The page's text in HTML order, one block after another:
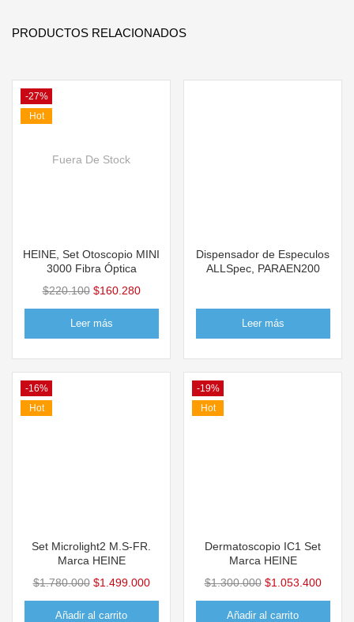
PRODUCTOS RELACIONADOS
-27%
Hot
Fuera De Stock
HEINE, Set Otoscopio MINI
3000 Fibra Óptica
$220.100 $160.280
Leer más
Dispensador de Especulos
ALLSpec, PARAEN200
Leer más
-16%
Hot
Set Microlight2 M.S-FR.
Marca HEINE
$1.780.000 $1.499.000
Añadir al carrito
-19%
Hot
Dermatoscopio IC1 Set
Marca HEINE
$1.300.000 $1.053.400
Añadir al carrito